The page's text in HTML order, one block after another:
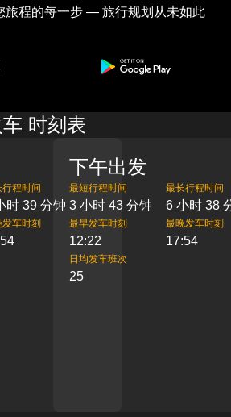
旅程的每一步 — 旅行规划从未如此
时刻表
程时间
时 39 分钟
车时刻
下午出发
最短行程时间
3 小时 43 分钟
最长行程时间
6 小时 38
最早发车时刻
12:22
最晚发车时刻
17:54
日均发车班次
25